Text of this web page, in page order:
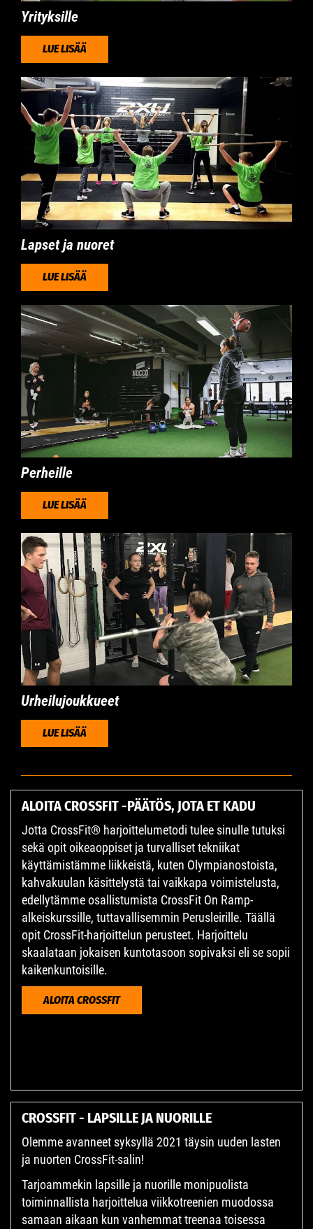
Yrityksille
LUE LISÄÄ
Lapset ja nuoret
LUE LISÄÄ
Perheille
LUE LISÄÄ
Urheilujoukkueet
LUE LISÄÄ
ALOITA CROSSFIT -PÄÄTÖS, JOTA ET KADU
Jotta CrossFit® harjoittelumetodi tulee sinulle tutuksi
sekä opit oikeaoppiset ja turvalliset tekniikat
käyttämistämme liikkeistä, kuten Olympianostoista,
kahvakuulan käsittelystä tai vaikkapa voimistelusta,
edellytämme osallistumista CrossFit On Ramp-
alkeiskurssille, tuttavallisemmin Perusleirille. Täällä
opit CrossFit-harjoittelun perusteet. Harjoittelu
skaalataan jokaisen kuntotasoon sopivaksi eli se sopii
kaikenkuntoisille.
ALOITA CROSSFIT
CROSSFIT - LAPSILLE JA NUORILLE
Olemme avanneet syksyllä 2021 täysin uuden lasten
ja nuorten CrossFit-salin!
Tarjoammekin lapsille ja nuorille monipuolista
toiminnallista harjoittelua viikkotreenien muodossa
samaan aikaan kun vanhemmat treenaa toisessa